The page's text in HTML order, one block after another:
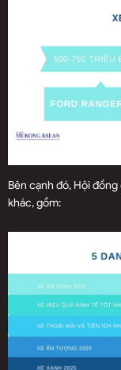
Bên cạnh đó, Hội
khác, gồm: